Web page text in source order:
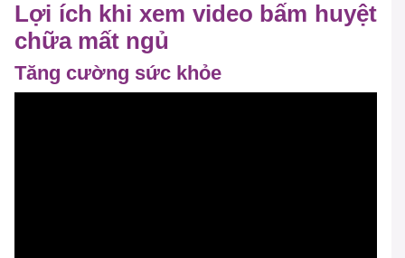
Lợi ích khi xem video bấm huyệt
chữa mất ngủ
Tăng cường sức khỏe